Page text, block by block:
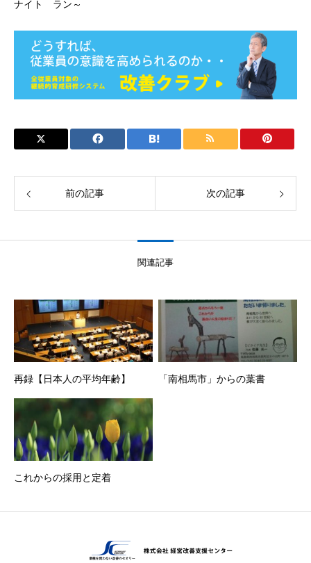
ナイト ラン～
前の記事 次の記事
関連記事
再録【日本人の平均年齢】 「南相馬市」からの葉書
これからの採用と定着